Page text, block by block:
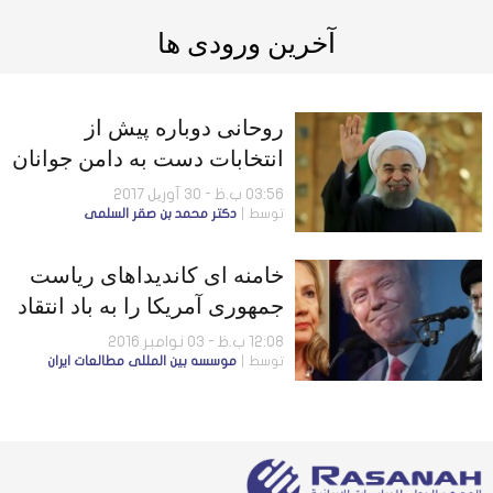
آخرین ورودی ها
روحانی دوباره پیش از
انتخابات دست به دامن جوانان
شد
03:56 ب.ظ - 30 آوریل 2017
توسط دكتر محمد بن صقر السلمى
خامنه ای کاندیداهای ریاست
جمهوری آمریکا را به باد انتقاد
گرفت
12:08 ب.ظ - 03 نوامبر 2016
توسط موسسه بين المللى مطالعات ايران